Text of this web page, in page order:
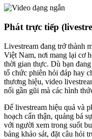
Phát trực tiếp
Livestream đang trở thành
Việt Nam, nơi mang lại cơ
thời gian thực. Dù bạn
tổ chức phiên hỏi đáp hay
thương hiệu, video
nối gần gũi mà các hình
Để livestream hiệu quả và
hoạch cẩn thận, quảng bá
với người xem trong suốt
bảng khảo sát, đặt câu hỏi